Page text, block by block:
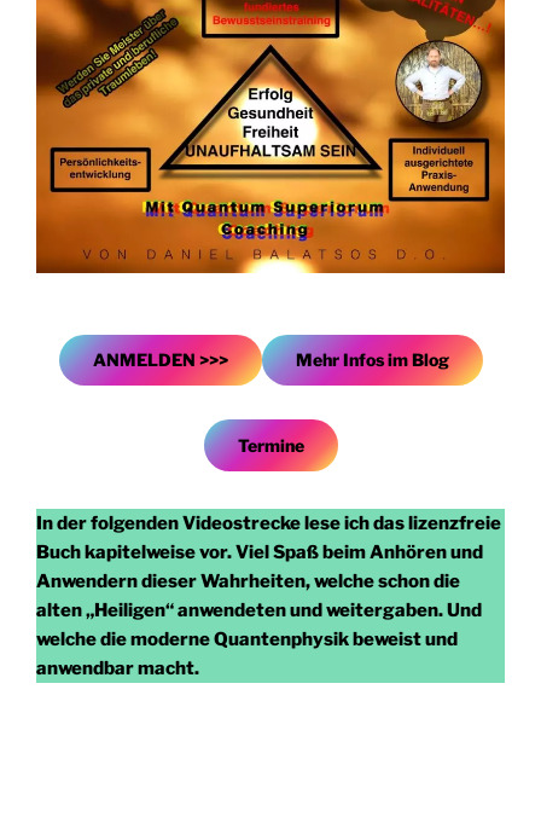
ANMELDEN >>> Mehr Infos im Blog
Termine
In der folgenden Videostrecke lese ich das lizenzfreie
Buch kapitelweise vor. Viel Spaß beim Anhören und
Anwendern dieser Wahrheiten, welche schon die
alten „Heiligen“ anwendeten und weitergaben. Und
welche die moderne Quantenphysik beweist und
anwendbar macht.